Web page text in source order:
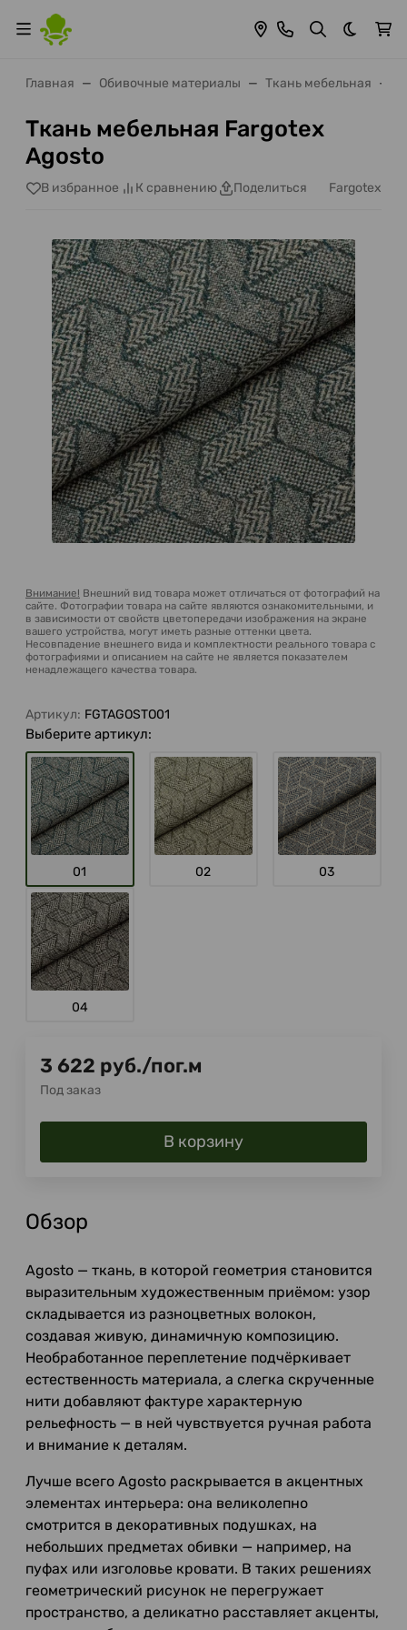
Темная
Главная Обивочные материалы Ткань мебельная
Ткань мебельная Fargotex
Agosto
В избранное К сравнению Поделиться Fargotex
Внимание! Внешний вид товара может отличаться от фотографий на
сайте. Фотографии товара на сайте являются ознакомительными, и
в зависимости от свойств цветопередачи изображения на экране
вашего устройства, могут иметь разные оттенки цвета.
Несовпадение внешнего вида и комплектности реального товара с
фотографиями и описанием на сайте не является показателем
ненадлежащего качества товара.
Артикул: FGTAGOSTO01
Выберите артикул:
01 02 03
04
3 622 руб./пог.м
Под заказ
В корзину
Обзор
Agosto — ткань, в которой геометрия становится
выразительным художественным приёмом: узор
складывается из разноцветных волокон,
создавая живую, динамичную композицию.
Необработанное переплетение подчёркивает
естественность материала, а слегка скрученные
нити добавляют фактуре характерную
рельефность — в ней чувствуется ручная работа
и внимание к деталям.
Лучше всего Agosto раскрывается в акцентных
элементах интерьера: она великолепно
смотрится в декоративных подушках, на
небольших предметах обивки — например, на
пуфах или изголовье кровати. В таких решениях
геометрический рисунок не перегружает
пространство, а деликатно расставляет акценты,